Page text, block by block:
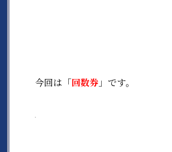
今回は「回数券 」です。